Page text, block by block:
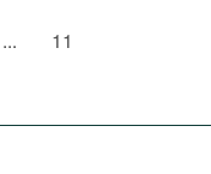
... 11